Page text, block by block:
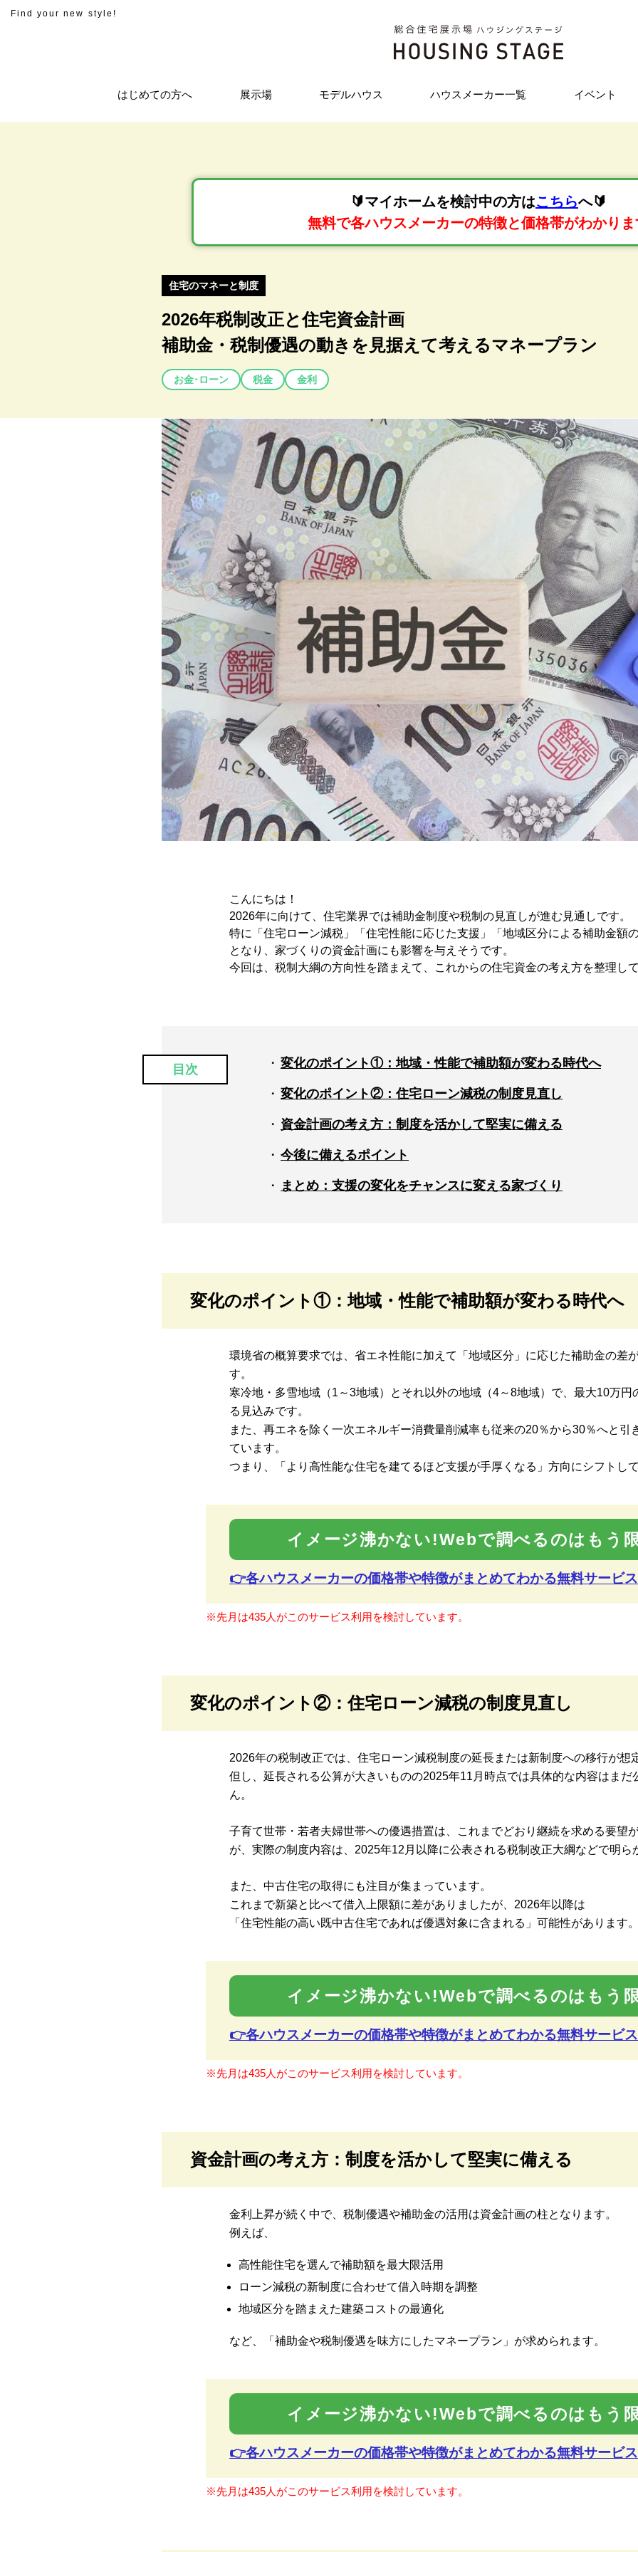
Find your new style!
はじめての方へ 展示場 モデルハウス ハウスメーカー一覧 イベント
🔰マイホームを検討中の方はこちらへ🔰
無料で各ハウスメーカーの特徴と価格帯がわかりま
住宅のマネーと制度
2026年税制改正と住宅資金計画
補助金・税制優遇の動きを見据えて考えるマネープラン
お金･ローン 税金 金利
こんにちは！
2026年に向けて、住宅業界では補助金制度や税制の見直しが進む見通しです。
特に「住宅ローン減税」「住宅性能に応じた支援」「地域区分による補助金額
となり、家づくりの資金計画にも影響を与えそうです。
今回は、税制大綱の方向性を踏まえて、これからの住宅資金の考え方を整理して
目次 変化のポイント①：地域・性能で補助額が変わる時代へ
変化のポイント②：住宅ローン減税の制度見直し
資金計画の考え方：制度を活かして堅実に備える
今後に備えるポイント
まとめ：支援の変化をチャンスに変える家づくり
変化のポイント①：地域・性能で補助額が変わる時代へ
環境省の概算要求では、省エネ性能に加えて「地域区分」に応じた補助金の差
す。
寒冷地・多雪地域（1～3地域）とそれ以外の地域（4～8地域）で、最大10万円
る見込みです。
また、再エネを除く一次エネルギー消費量削減率も従来の20％から30％へと引
ています。
つまり、「より高性能な住宅を建てるほど支援が手厚くなる」方向にシフトして
イメージ沸かない!Webで調べるのはもう
👉各ハウスメーカーの価格帯や特徴がまとめてわかる無料サービス
※先月は435人がこのサービス利用を検討しています。
変化のポイント②：住宅ローン減税の制度見直し
2026年の税制改正では、住宅ローン減税制度の延長または新制度への移行が想
但し、延長される公算が大きいものの2025年11月時点では具体的な内容はまだ
ん。
子育て世帯・若者夫婦世帯への優遇措置は、これまでどおり継続を求める要望
が、実際の制度内容は、2025年12月以降に公表される税制改正大綱などで明ら
また、中古住宅の取得にも注目が集まっています。
これまで新築と比べて借入上限額に差がありましたが、2026年以降は
「住宅性能の高い既中古住宅であれば優遇対象に含まれる」可能性があります。
イメージ沸かない!Webで調べるのはもう
👉各ハウスメーカーの価格帯や特徴がまとめてわかる無料サービス
※先月は435人がこのサービス利用を検討しています。
資金計画の考え方：制度を活かして堅実に備える
金利上昇が続く中で、税制優遇や補助金の活用は資金計画の柱となります。
例えば、
高性能住宅を選んで補助額を最大限活用
ローン減税の新制度に合わせて借入時期を調整
地域区分を踏まえた建築コストの最適化
など、「補助金や税制優遇を味方にしたマネープラン」が求められます。
イメージ沸かない!Webで調べるのはもう
👉各ハウスメーカーの価格帯や特徴がまとめてわかる無料サービス
※先月は435人がこのサービス利用を検討しています。